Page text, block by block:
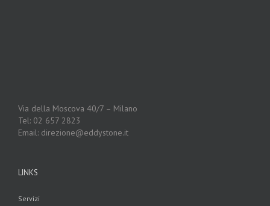
Via della Moscova 40/7 – Milano
Tel: 02 657 2823
Email: direzione@eddystone.it
LINKS
Servizi